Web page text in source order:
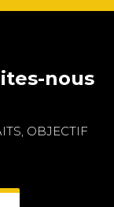
nous
OBJECTIF